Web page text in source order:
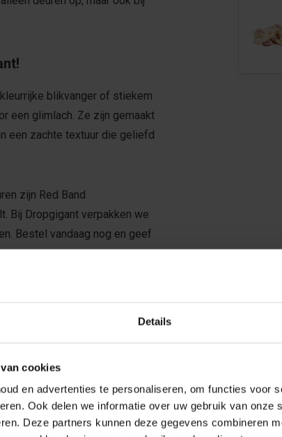
Details
cookies
en advertenties te personaliseren, om functies voor
Ook delen we informatie over uw gebruik van onze
Deze partners kunnen deze gegevens combineren
blikvanger of stiekem
een glimlach. Ze zijn gemaakt
een zachte textuur die geliefd
zijn Red Band
Bij Dropgigant verpakken we
Bestel vandaag nog en geef
(E270), aroma's,